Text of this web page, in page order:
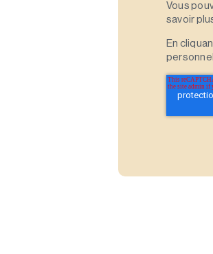
Vous
savoir
En